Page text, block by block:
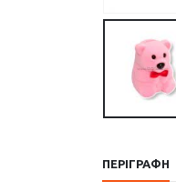
ΠΕΡΙΓΡΑΦΉ